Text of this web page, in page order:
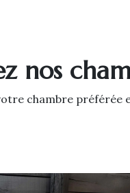
nos
chambre préférée